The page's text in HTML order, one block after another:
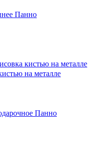
Панно
на металле
Панно